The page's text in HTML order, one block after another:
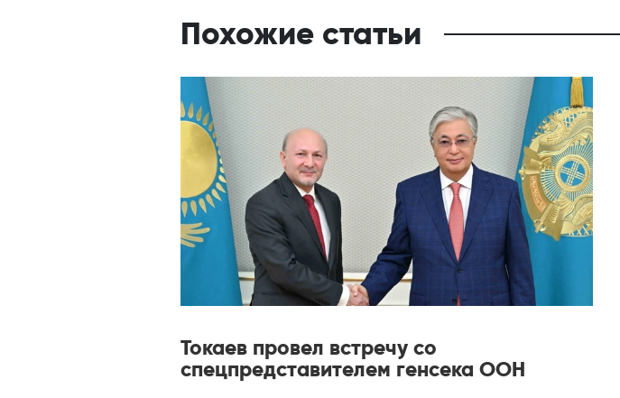
Похожие статьи
Токаев провел встречу со
спецпредставителем генсека ООН